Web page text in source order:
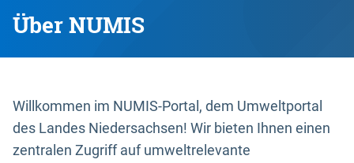
Über NUMIS
Willkommen im NUMIS-Portal, dem Umweltportal
des Landes Niedersachsen! Wir bieten Ihnen einen
zentralen Zugriff auf umweltrelevante